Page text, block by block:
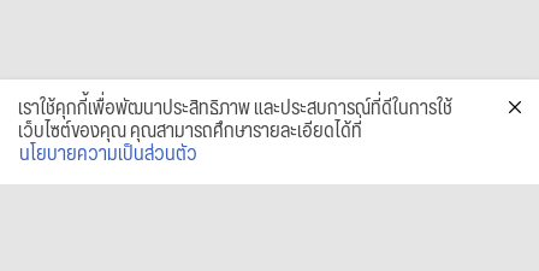
เราใช้คุกกี้เพื่อพัฒนาประสิทธิภาพ และประสบการณ์ที่ดีในการใช้
เว็บไซต์ของคุณ คุณสามารถศึกษารายละเอียดได้ที่
นโยบายความเป็นส่วนตัว